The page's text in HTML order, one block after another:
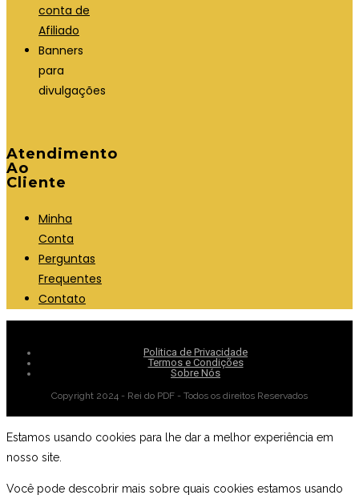
conta de
Afiliado
Banners
para
divulgações
Atendimento
Ao
Cliente
Minha
Conta
Perguntas
Frequentes
Contato
Politica de Privacidade
Termos e Condições
Sobre Nós
Copyright 2024 - Rei do PDF - Todos os direitos Reservados
Estamos usando cookies para lhe dar a melhor experiência em
nosso site.
Você pode descobrir mais sobre quais cookies estamos usando